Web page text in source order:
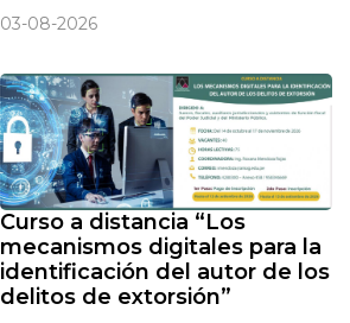
03-08-2026
Curso a distancia “Los
mecanismos digitales para la
identificación del autor de los
delitos de extorsión”